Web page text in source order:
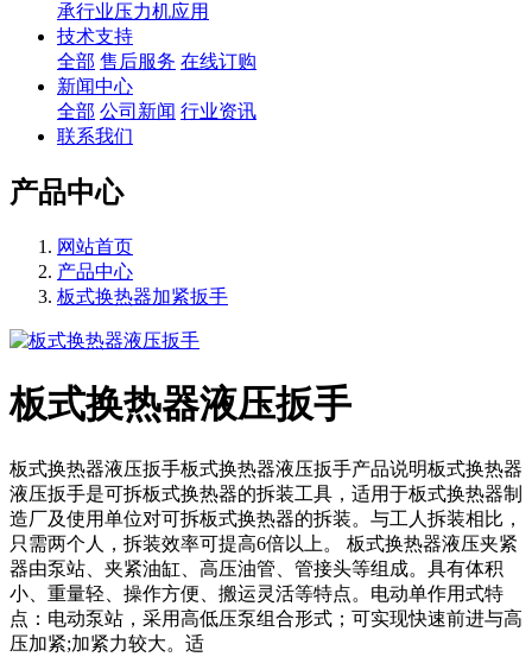
承行业压力机应用
技术支持
全部 售后服务 在线订购
新闻中心
全部 公司新闻 行业资讯
联系我们
产品中心
网站首页
产品中心
板式换热器加紧扳手
板式换热器液压扳手
板式换热器液压扳手板式换热器液压扳手产品说明板式换热器
液压扳手是可拆板式换热器的拆装工具，适用于板式换热器制
造厂及使用单位对可拆板式换热器的拆装。与工人拆装相比，
只需两个人，拆装效率可提高6倍以上。 板式换热器液压夹紧
器由泵站、夹紧油缸、高压油管、管接头等组成。具有体积
小、重量轻、操作方便、搬运灵活等特点。电动单作用式特
点：电动泵站，采用高低压泵组合形式；可实现快速前进与高
压加紧;加紧力较大。适